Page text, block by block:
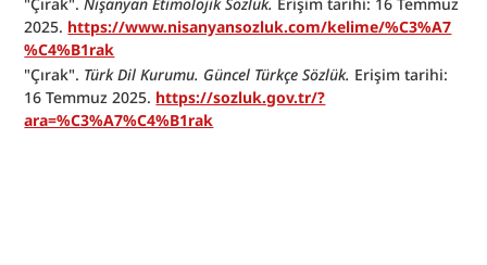
"Çırak". Nişanyan Etimolojik Sözlük. Erişim tarihi: 16 Temmuz
2025. https://www.nisanyansozluk.com/kelime/%C3%A7
%C4%B1rak
"Çırak". Türk Dil Kurumu. Güncel Türkçe Sözlük. Erişim tarihi:
16 Temmuz 2025. https://sozluk.gov.tr/?
ara=%C3%A7%C4%B1rak